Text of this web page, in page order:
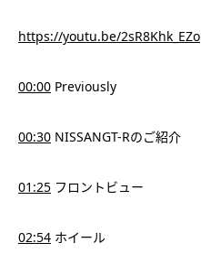
https://youtu.be/2sR8Khk_EZo
00:00 Previously
00:30 NISSANGT-Rのご紹介
01:25 フロントビュー
02:54 ホイール